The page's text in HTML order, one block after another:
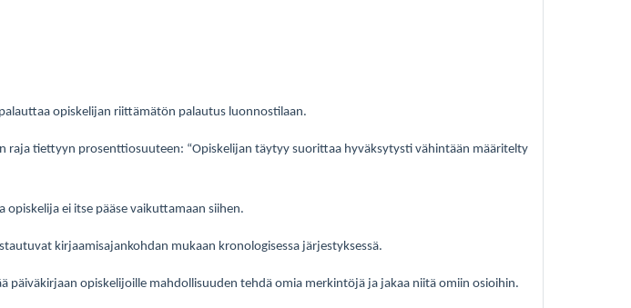
opiskelijan riittämätön palautus luonnostilaan.
raja tiettyyn prosenttiosuuteen: “Opiskelijan täytyy suorittaa hyväksytysti vähintään määritelty
ei itse pääse vaikuttamaan siihen.
kirjaamisajankohdan mukaan kronologisessa järjestyksessä.
päiväkirjaan opiskelijoille mahdollisuuden tehdä omia merkintöjä ja jakaa niitä omiin osioihin.